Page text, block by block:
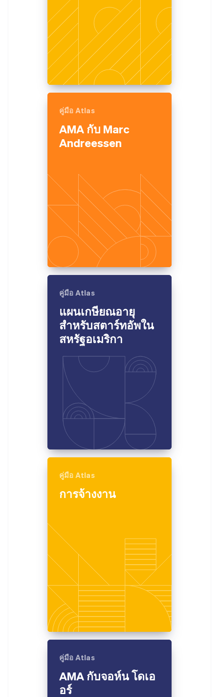
คู่มือ Atlas
AMA กับ Marc
Andreessen
คู่มือ Atlas
แผนเกษียณอายุ
สำหรับสตาร์ทอัพใน
สหรัฐอเมริกา
คู่มือ Atlas
การจ้างงาน
คู่มือ Atlas
AMA กับจอห์น โดเอ
อร์